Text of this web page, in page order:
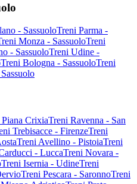
- SassuoloTreni Parma -
Monza - SassuoloTreni
- SassuoloTreni Udine -
Treni Bologna - SassuoloTreni
CrixiaTreni Ravenna - San
Trebisacce - FirenzeTreni
Treni Avellino - PistoiaTreni
- LuccaTreni Novara -
Treni Isernia - UdineTreni
Treni Pescara - SaronnoTreni